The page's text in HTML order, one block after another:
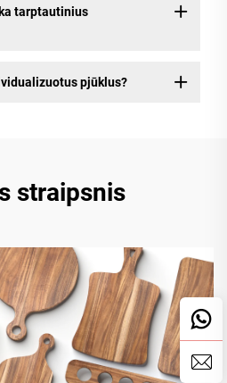
tarptautinius
pjūklus?
straipsnis